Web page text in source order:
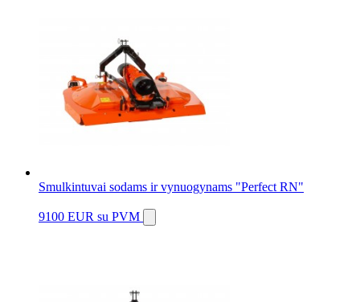
Smulkintuvai sodams ir vynuogynams "Perfect RN"
9100 EUR su PVM